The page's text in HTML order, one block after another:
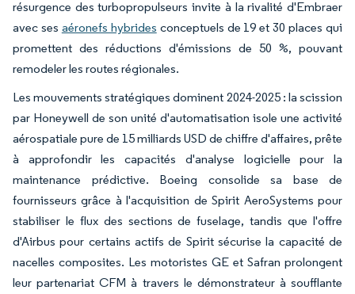
résurgence des turbopropulseurs invite à la rivalité d'Embraer
avec ses aéronefs hybrides conceptuels de 19 et 30 places qui
promettent des réductions d'émissions de 50 %, pouvant
remodeler les routes régionales.
Les mouvements stratégiques dominent 2024-2025 : la scission
par Honeywell de son unité d'automatisation isole une activité
aérospatiale pure de 15 milliards USD de chiffre d'affaires, prête
à approfondir les capacités d'analyse logicielle pour la
maintenance prédictive. Boeing consolide sa base de
fournisseurs grâce à l'acquisition de Spirit AeroSystems pour
stabiliser le flux des sections de fuselage, tandis que l'offre
d'Airbus pour certains actifs de Spirit sécurise la capacité de
nacelles composites. Les motoristes GE et Safran prolongent
leur partenariat CFM à travers le démonstrateur à soufflante